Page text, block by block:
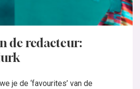
de redacteur:
je de ‘favourites’ van de